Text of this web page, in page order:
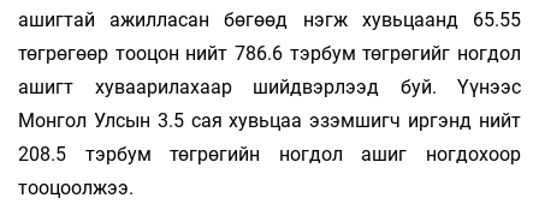
ашигтай ажилласан бөгөөд нэгж хувьцаанд 65.55
төгрөгөөр тооцон нийт 786.6 тэрбум төгрөгийг ногдол
ашигт хуваарилахаар шийдвэрлээд буй. Үүнээс
Монгол Улсын 3.5 сая хувьцаа эзэмшигч иргэнд нийт
208.5 тэрбум төгрөгийн ногдол ашиг ногдохоор
тооцоолжээ.